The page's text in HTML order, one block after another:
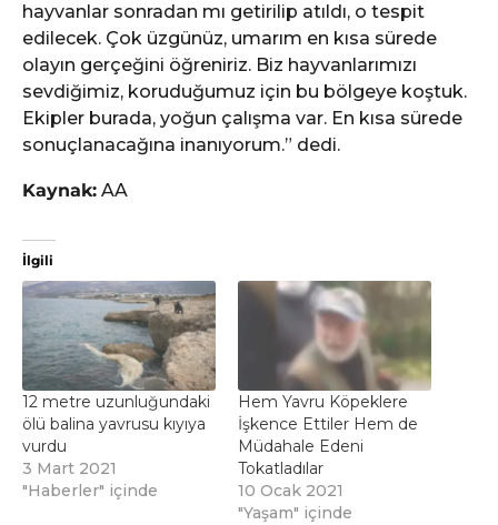
hayvanlar sonradan mı getirilip atıldı, o tespit
edilecek. Çok üzgünüz, umarım en kısa sürede
olayın gerçeğini öğreniriz. Biz hayvanlarımızı
sevdiğimiz, koruduğumuz için bu bölgeye koştuk.
Ekipler burada, yoğun çalışma var. En kısa sürede
sonuçlanacağına inanıyorum.” dedi.
Kaynak: AA
İlgili
12 metre uzunluğundaki
ölü balina yavrusu kıyıya
vurdu
3 Mart 2021
"Haberler" içinde
Hem Yavru Köpeklere
İşkence Ettiler Hem de
Müdahale Edeni
Tokatladılar
10 Ocak 2021
"Yaşam" içinde